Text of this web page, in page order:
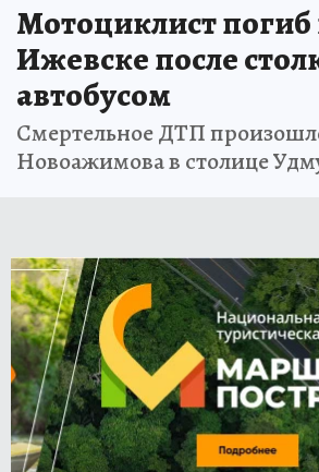
Мотоциклист погиб
Ижевске после
автобусом
Смертельное ДТП
Новоажимова в столице